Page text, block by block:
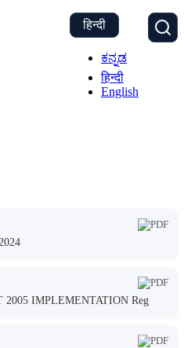
हिन्दी
ಕನ್ನಡ
हिन्दी
English
IMPLEMENTATION Reg